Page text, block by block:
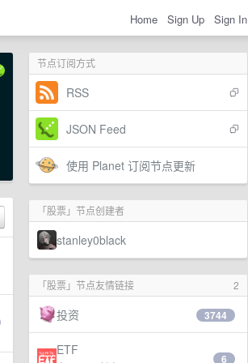
Home Sign Up Sign In
节点订阅方式
RSS
JSON Feed
使用 Planet 订阅节点更新
「股票」节点创建者
stanley0black
2
「股票」节点友情链接
投资 3744
ETF
6